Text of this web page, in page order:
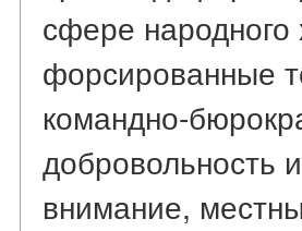
сфере народного
форсированные
командно-
добровольность
внимание,